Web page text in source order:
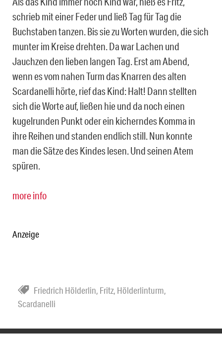
schrieb mit einer Feder und ließ Tag für Tag die
Buchstaben tanzen. Bis sie zu Worten wurden, die sich
munter im Kreise drehten. Da war Lachen und
Jauchzen den lieben langen Tag.Erst am Abend,
wenn es vom nahen Turm das Knarren des alten
Scardanelli hörte, rief das Kind: Halt! Dann stellten
sich die Worte auf, ließen hie und da noch einen
kugelrunden Punkt oder ein kicherndes Komma in
ihre Reihen und standen endlich still. Nun konnte
man die Sätze des Kindes lesen. Und seinen Atem
spüren.
more info
Anzeige
Friedrich Hölderlin, Fritz, Hölderlinturm,
Scardanelli